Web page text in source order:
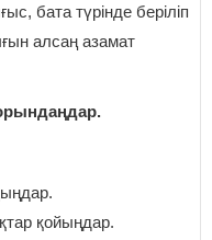
бата түрінде беріліп
алсаң азамат
қойыңдар.